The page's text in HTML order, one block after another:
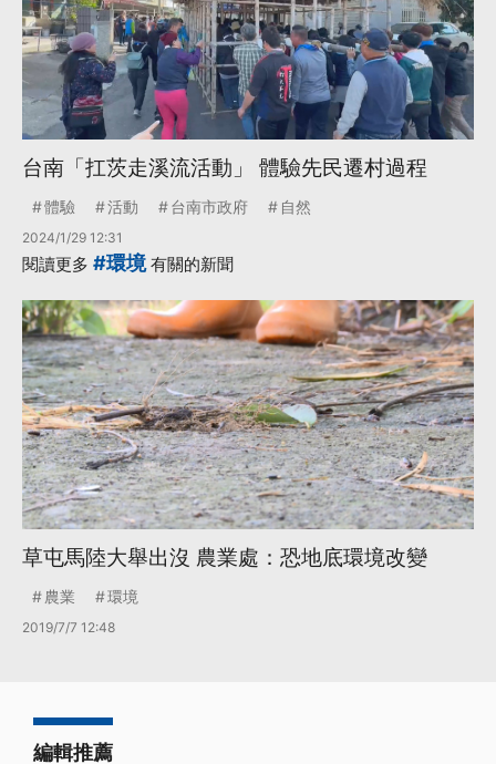
台南「扛茨走溪流活動」 體驗先民遷村過程
體驗 活動 台南市政府 自然
2024/1/29 12:31
閱讀更多 #環境有關的新聞
草屯馬陸大舉出沒 農業處：恐地底環境改變
農業 環境
2019/7/7 12:48
編輯推薦